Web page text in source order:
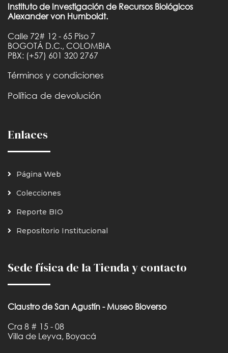
Instituto de Investigación de Recursos Biológicos
Alexander von Humboldt.
Calle 72# 12 - 65 Piso 7
BOGOTÁ D.C., COLOMBIA
PBX: (+57) 601 320 2767
Términos y condiciones
Política de devolución
Enlaces
Página Web
Colecciones
Reporte BIO
Repositorio Institucional
Sede física de la Tienda y contacto
Claustro de San Agustín - Museo Bioverso
Cra 8 # 15 - 08
Villa de Leyva, Boyacá